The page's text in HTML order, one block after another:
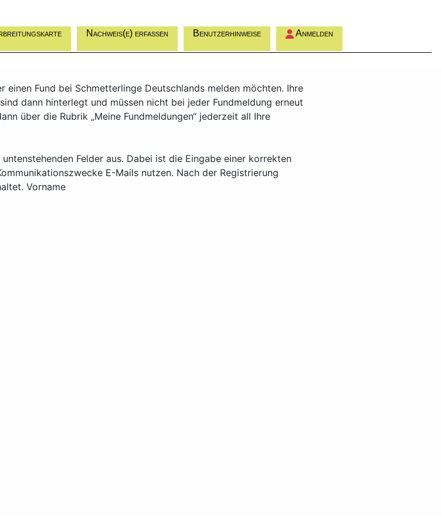
Nachweis(e) erfassen Benutzerhinweise Anmelden
Fund bei Schmetterlinge Deutschlands melden möchten. Ihre
dann hinterlegt und müssen nicht bei jeder Fundmeldung erneut
über die Rubrik „Meine Fundmeldungen“ jederzeit all Ihre
Felder aus. Dabei ist die Eingabe einer korrekten
E-Mails nutzen. Nach der Registrierung
Vorname